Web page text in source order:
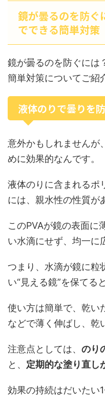
鏡が曇るのを防ぐ
でできる簡単対策
鏡が曇るのを防ぐには
簡単対策についてご紹
液体のりで曇りを
意外かもしれませんが
めに効果的なんです。
液体のりに含まれるポ
には、親水性の性質が
このPVAが鏡の表面に
い水滴にせず、均一に
つまり、水滴が鏡に粒
い“見える鏡”を保てる
使い方は簡単で、乾い
などで薄く伸ばし、乾
注意点としては、 のり
と、 定期的な塗り直し
効果の持続はだいたい